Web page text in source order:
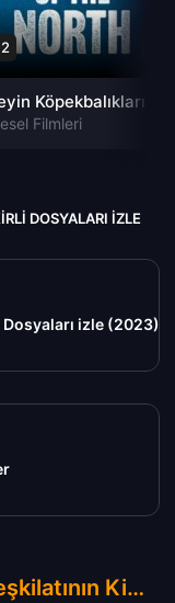
Filmleri
DOSYALARI IZLE
izle (2023)
İzci Sözü: Amerikan İzci Teşkilatının Kirli Dosyaları izle (2023) Hakkında Yorumlar